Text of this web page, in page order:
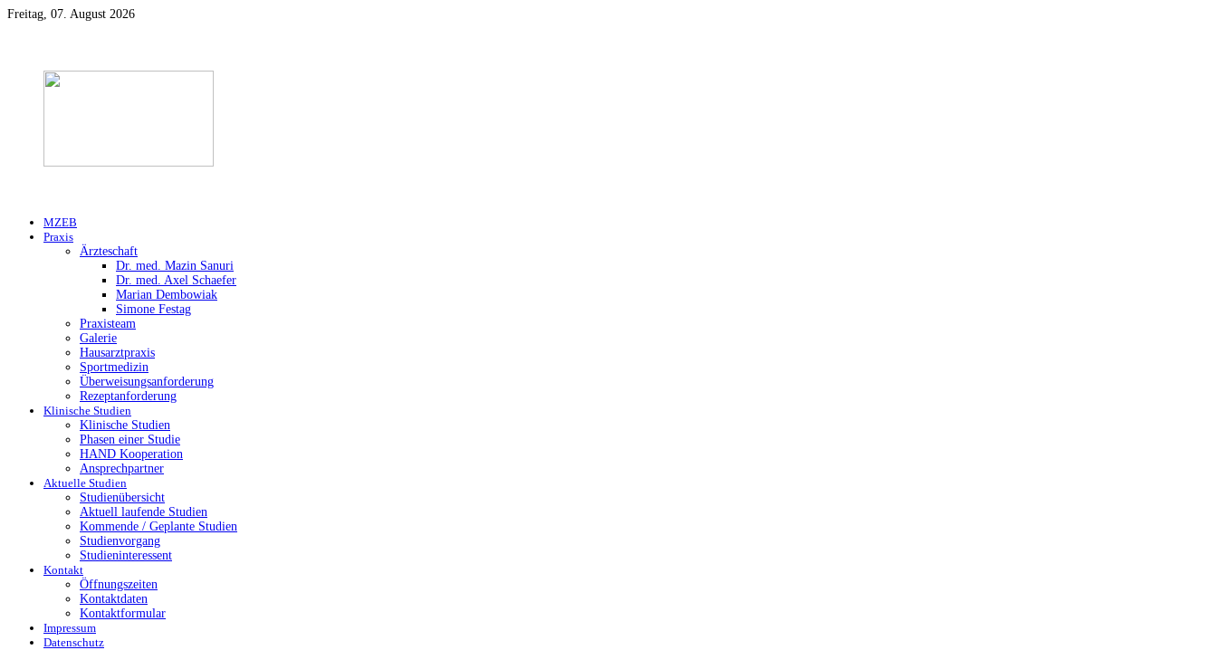
Freitag, 07. August 2026
MZEB
Praxis
Ärzteschaft
Dr. med. Mazin Sanuri
Dr. med. Axel Schaefer
Marian Dembowiak
Simone Festag
Praxisteam
Galerie
Hausarztpraxis
Sportmedizin
Überweisungsanforderung
Rezeptanforderung
Klinische Studien
Klinische Studien
Phasen einer Studie
HAND Kooperation
Ansprechpartner
Aktuelle Studien
Studienübersicht
Aktuell laufende Studien
Kommende / Geplante Studien
Studienvorgang
Studieninteressent
Kontakt
Öffnungszeiten
Kontaktdaten
Kontaktformular
Impressum
Datenschutz